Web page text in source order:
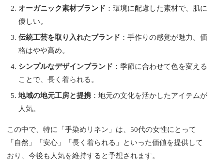
オーガニック素材ブランド ：環境に配慮した素材で、肌に
優しい。
伝統工芸を取り入れたブランド ：手作りの感覚が魅力。価
格はやや高め。
シンプルなデザインブランド ：季節に合わせて色を変える
ことで、長く着られる。
地域の地元工房と提携 ：地元の文化を活かしたアイテムが
人気。
この中で、特に「手染めリネン」は、50代の女性にとって
「自然」「安心」「長く着られる」といった価値を提供して
おり、今後も人気を維持すると予想されます。